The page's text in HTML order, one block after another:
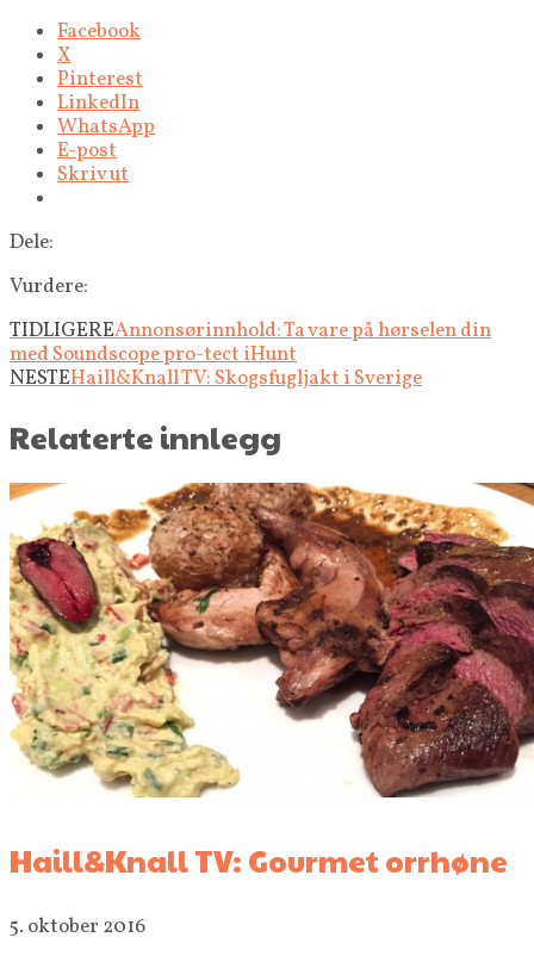
Facebook
X
Pinterest
LinkedIn
WhatsApp
E-post
Skriv ut
Dele:
Vurdere:
TIDLIGEREAnnonsørinnhold: Ta vare på hørselen din
med Soundscope pro-tect iHunt
NESTEHaill&Knall TV: Skogsfugljakt i Sverige
Relaterte innlegg
Haill&Knall TV: Gourmet orrhøne
5. oktober 2016